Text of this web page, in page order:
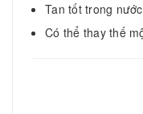
Tan tốt trong
Có thể thay thế